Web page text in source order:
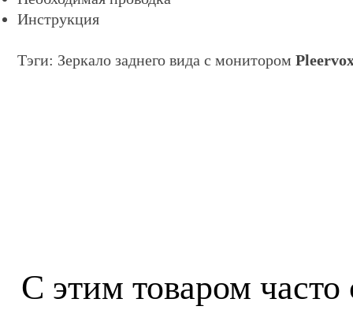
Инструкция
Тэги: Зеркало заднего вида с монитором
С этим товаром часто